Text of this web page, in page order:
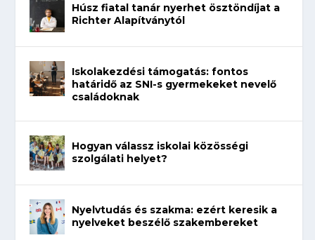
Húsz fiatal tanár nyerhet ösztöndíjat a
Richter Alapítványtól
Iskolakezdési támogatás: fontos
határidő az SNI-s gyermekeket nevelő
családoknak
Hogyan válassz iskolai közösségi
szolgálati helyet?
Nyelvtudás és szakma: ezért keresik a
nyelveket beszélő szakembereket